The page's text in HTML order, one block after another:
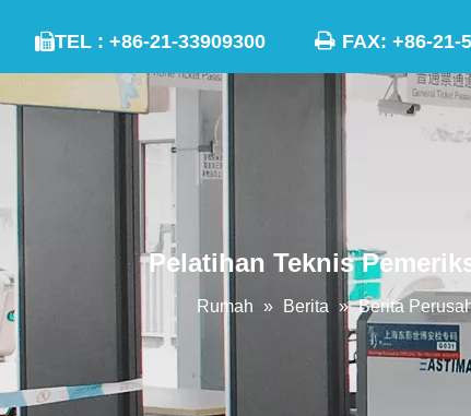
TEL : +86-21-33909300  FAX: +86-
Pelatihan Teknis
Rumah » Berita » Berita